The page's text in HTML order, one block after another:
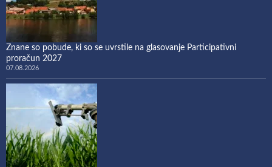
Znane so pobude, ki so se uvrstile na glasovanje Participativni
proračun 2027
07.08.2026